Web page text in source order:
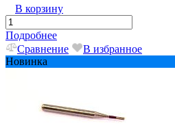
В корзину
Подробнее
Сравнение
В избранное
Новинка